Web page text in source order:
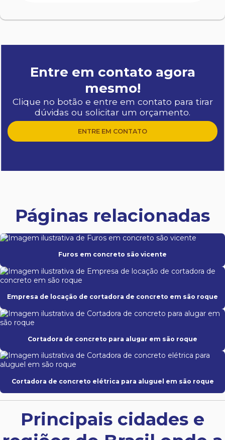
Entre em contato agora
mesmo!
Clique no botão e entre em contato para tirar
dúvidas ou solicitar um orçamento.
ENTRE EM CONTATO
Páginas relacionadas
Furos em concreto são vicente
Empresa de locação de cortadora de concreto em são roque
Cortadora de concreto para alugar em são roque
Cortadora de concreto elétrica para aluguel em são roque
Principais cidades e